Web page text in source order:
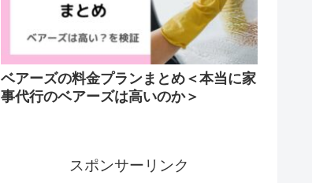
ベアーズの料金プランまとめ＜本当に家
事代行のベアーズは高いのか＞
スポンサーリンク